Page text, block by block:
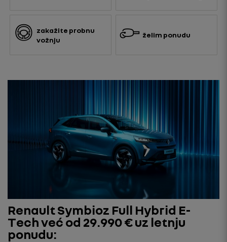
zakažite probnu
vožnju
želim ponudu
Renault Symbioz Full Hybrid E-
Tech već od 29.990 € uz letnju
ponudu: